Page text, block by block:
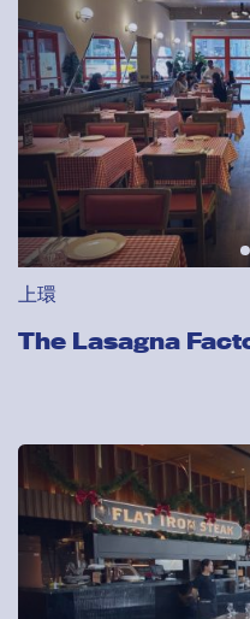
上環
The Lasagna